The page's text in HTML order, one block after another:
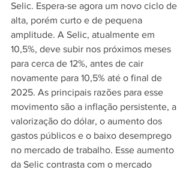
Selic. Espera-se agora um novo ciclo de
alta, porém curto e de pequena
amplitude. A Selic, atualmente em
10,5%, deve subir nos próximos meses
para cerca de 12%, antes de cair
novamente para 10,5% até o final de
2025. As principais razões para esse
movimento são a inflação persistente, a
valorização do dólar, o aumento dos
gastos públicos e o baixo desemprego
no mercado de trabalho. Esse aumento
da Selic contrasta com o mercado